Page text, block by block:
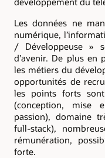
Les données ne
numérique,
/ Développeuse »
d’avenir. De plus en
les métiers du
opportunités de
les points forts
(conception, mise
passion), domaine
full-stack),
rémunération,
forte.